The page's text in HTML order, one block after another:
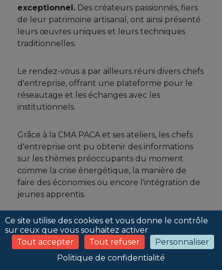
exceptionnel. Des créateurs passionnés, fiers
de leur patrimoine artisanal, ont ainsi présenté
leurs œuvres uniques et leurs techniques
traditionnelles.
Le rendez-vous a par ailleurs réuni divers chefs
d'entreprise, offrant une plateforme pour le
réseautage et les échanges avec les
institutionnels.
Grâce à la CMA PACA et ses ateliers, les chefs
d'entreprise ont pu obtenir des informations
sur les thèmes préoccupants du moment
comme la crise énergétique, la manière de
faire des économies ou encore l'intégration de
jeunes apprentis.
Cette manifestation a été une nouvelle fois la
preuve que l’artisanat, par sa capacité
d’innovation et son savoir-faire, apportedes
produits et des services essentiels au bon
Ce site utilise des cookies et vous donne le contrôle
sur ceux que vous souhaitez activer
Tout accepter
Tout refuser
Personnaliser
Politique de confidentialité